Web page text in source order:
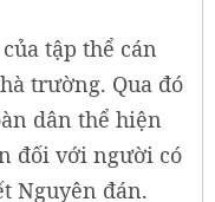
tập thể cán
trường. Qua đó
dân thể hiện
đối với người có
Nguyên đán.